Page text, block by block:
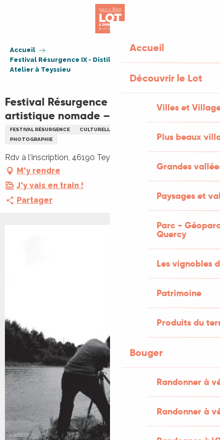
Accueil
Découvrir le Lot
Villes et
Plus beaux
Grandes
Paysages et
Parc -
Quercy
Les vignobles
Patrimoine
Produits du
Bouger
Randonner à
Randonner à
Accueil
Festival Résurgence IX - Distillerie artistique nomade –
Atelier à Teyssieu
Festival Résurgence IX - Distillerie
artistique nomade – Atelier à Teyssieu
FESTIVAL RÉSURGENCE CULTURELLE
PHOTOGRAPHIE
Rdv à l'inscription, 46190 Teyssieu
M'y rendre
J'y vais en train !
Partager